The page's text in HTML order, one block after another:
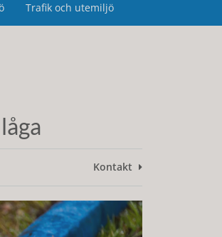
Trafik och utemiljö
Kontakt